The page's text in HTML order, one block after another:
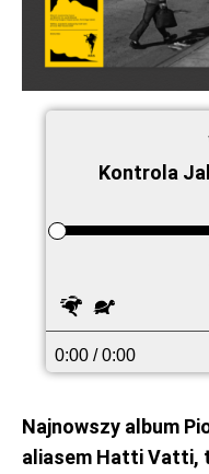
Kontrola
Szybciej
0:00 / 0:00
Najnowszy album
aliasem Hatti Vatti,